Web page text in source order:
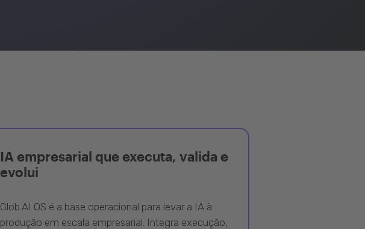
IA empresarial que executa, valida e
evolui
Glob.AI OS é a base operacional para levar a IA à
produção em escala empresarial. Integra execução,